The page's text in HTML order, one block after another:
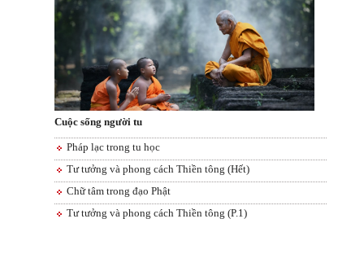
Cuộc sống người tu
Pháp lạc trong tu học
Tư tưởng và phong cách Thiền tông (Hết)
Chữ tâm trong đạo Phật
Tư tưởng và phong cách Thiền tông (P.1)